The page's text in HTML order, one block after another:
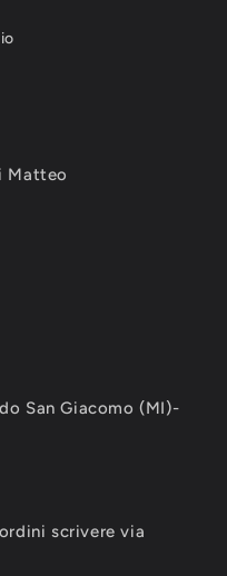
Matteo
San Giacomo (MI)-
scrivere via